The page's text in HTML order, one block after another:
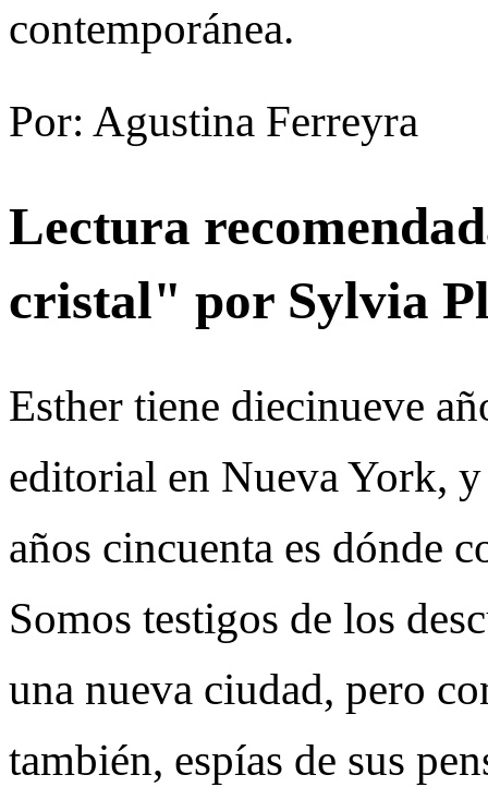
contemporánea.
Por: Agustina Ferreyra
Lectura
cristal" por Sylvia
Esther tiene diecinueve
editorial en Nueva York,
años cincuenta es dónde
Somos testigos de los
una nueva ciudad, pero
también, espías de sus